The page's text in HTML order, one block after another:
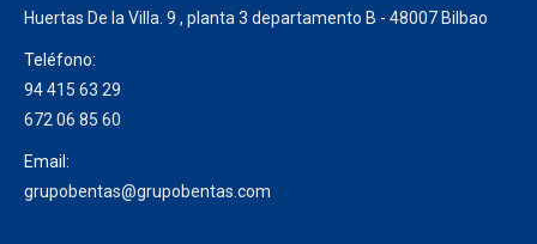
Huertas De la Villa. 9 , planta 3 departamento B - 48007 Bilbao
Teléfono:
94 415 63 29
672 06 85 60
Email:
grupobentas@grupobentas.com